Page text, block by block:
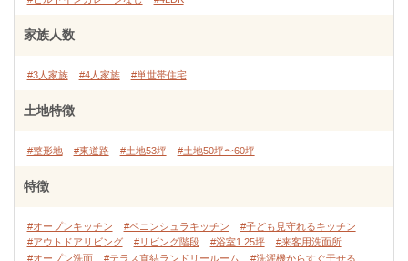
家族人数
#3人家族 #4人家族 #単世帯住宅
土地特徴
#整形地 #東道路 #土地53坪 #土地50坪〜60坪
特徴
#オープンキッチン #ペニンシュラキッチン
#子ども見守れるキッチン
#アウトドアリビング
#リビング階段 #浴室1.25坪
#来客用洗面所
#オープン洗面
#テラス直結ランドリールーム
#洗濯機からすぐ干せる